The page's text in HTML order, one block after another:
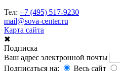
Тел: +7 (495) 517-9230
mail@sova-center.ru
Карта сайта
✖
Подписка
Ваш адрес электронной почты
Подписаться на:
Весь сайт